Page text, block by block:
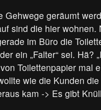
Gehwege geräumt
sind die hier wohnen.
im Büro die
ein „Falter“ sei. Hä?
Toilettenpapier mal
wie die Kunden
kam -> Es gibt